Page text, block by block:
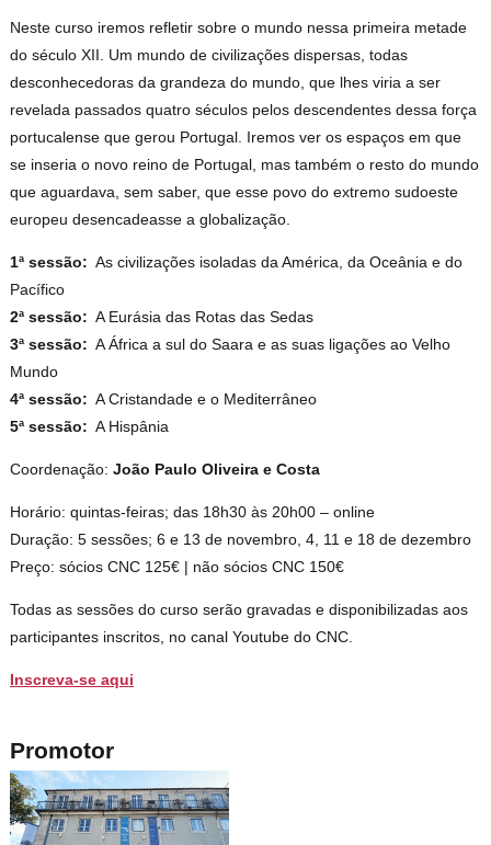
Neste curso iremos refletir sobre o mundo nessa primeira metade
do século XII. Um mundo de civilizações dispersas, todas
desconhecedoras da grandeza do mundo, que lhes viria a ser
revelada passados quatro séculos pelos descendentes dessa força
portucalense que gerou Portugal. Iremos ver os espaços em que
se inseria o novo reino de Portugal, mas também o resto do mundo
que aguardava, sem saber, que esse povo do extremo sudoeste
europeu desencadeasse a globalização.
1ª sessão: As civilizações isoladas da América, da Oceânia e do
Pacífico
2ª sessão: A Eurásia das Rotas das Sedas
3ª sessão: A África a sul do Saara e as suas ligações ao Velho
Mundo
4ª sessão: A Cristandade e o Mediterrâneo
5ª sessão: A Hispânia
Coordenação:João Paulo Oliveira e Costa
Horário: quintas-feiras; das 18h30 às 20h00 – online
Duração: 5 sessões; 6 e 13 de novembro, 4, 11 e 18 de dezembro
Preço: sócios CNC 125€ | não sócios CNC 150€
Todas as sessões do curso serão gravadas e disponibilizadas aos
participantes inscritos, no canal Youtube do CNC.
Inscreva-se aqui
Promotor